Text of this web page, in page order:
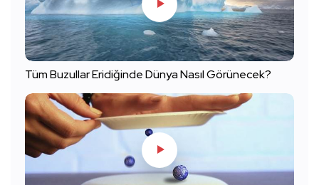
Tüm Buzullar Eridiğinde Dünya Nasıl Görünecek?